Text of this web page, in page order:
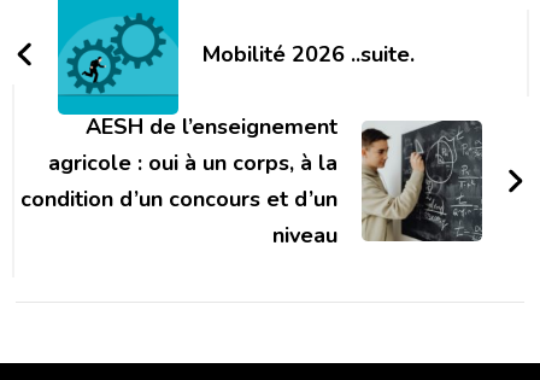
d'article
Mobilité 2026 ..suite.
AESH de l’enseignement
agricole : oui à un corps, à la
condition d’un concours et d’un
niveau